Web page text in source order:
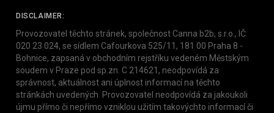
DISCLAIMER:
Provozovatel těchto stránek, společnost Canna b2b, s.r.o., IČ
020 23 024, se sídlem Cafourkova 525/11, 181 00 Praha 8 -
Bohnice, zapsaná v obchodním rejstříku vedeném Městským
soudem v Praze pod sp.zn. C 214621, neodpovídá za
správnost, aktuálnost ani úplnost informací na těchto
stránkách uvedených. Provozovatel neodpovídá za jakoukoli
újmu přímo či nepřímo vzniklou užitím takovýchto informací či